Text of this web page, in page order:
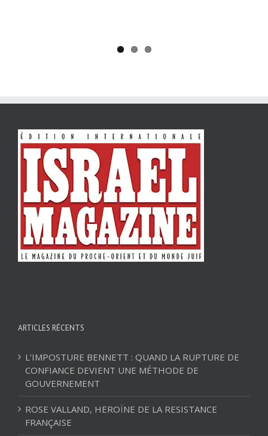
ARTICLES RÉCENTS
L’IMPOSTURE BENNETT : QUAND LA RUPTURE DE
CONFIANCE DEVIENT UNE MÉTHODE DE
GOUVERNEMENT
ROSE VALLAND, HEROÏNE DE LA RESISTANCE
FRANÇAISE